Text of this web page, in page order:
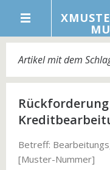
Artikel mit dem
Rückforderung
Betreff:
[Muster-Nummer]